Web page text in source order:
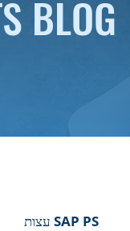
BLOG
SAP PS עצות